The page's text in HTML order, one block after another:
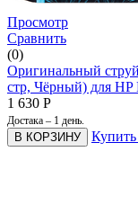
Просмотр
Сравнить
(0)
Оригинальный
стр, Чёрный) для HP
1 630 Р
Достака – 1 день.
В КОРЗИНУ